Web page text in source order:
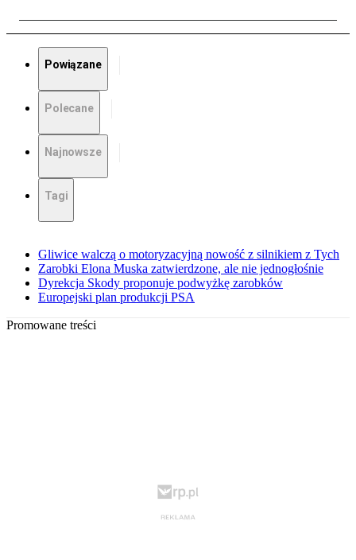
Powiązane
Polecane
Najnowsze
Tagi
Gliwice walczą o motoryzacyjną nowość z silnikiem z Tych
Zarobki Elona Muska zatwierdzone, ale nie jednogłośnie
Dyrekcja Skody proponuje podwyżkę zarobków
Europejski plan produkcji PSA
Promowane treści